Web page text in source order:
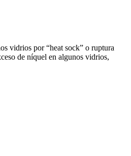
vidrios por “heat sock” o ruptura
de níquel en algunos vidrios,